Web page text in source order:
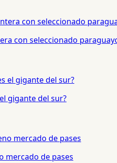
con seleccionado
gigante del sur?
mercado de pases